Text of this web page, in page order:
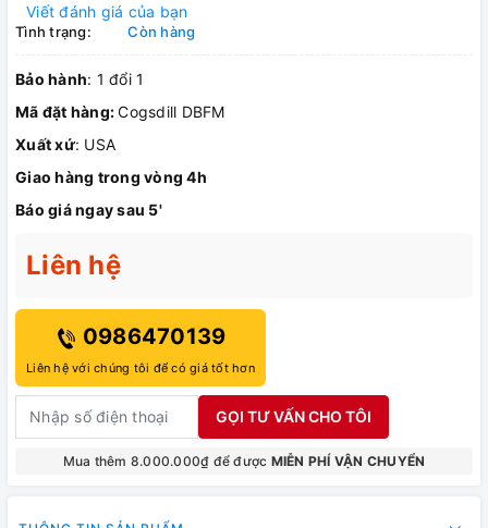
Viết đánh giá của bạn
Tình trạng: Còn hàng
Bảo hành: 1 đổi 1
Mã đặt hàng:Cogsdill DBFM
Xuất xứ: USA
Giao hàng trong vòng 4h
Báo giá ngay sau 5'
Liên hệ
0986470139
Liên hệ với chúng tôi để có giá tốt hơn
GỌI TƯ VẤN CHO TÔI
Mua thêm 8.000.000₫ để được MIỄN PHÍ VẬN CHUYỂN